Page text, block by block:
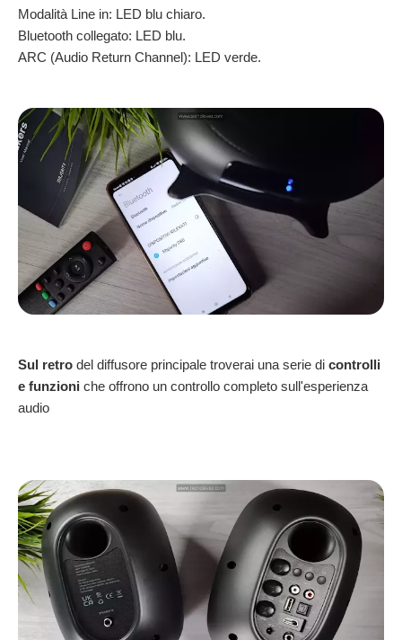
Modalità Line in: LED blu chiaro.
Bluetooth collegato: LED blu.
ARC (Audio Return Channel): LED verde.
Sul retro del diffusore principale troverai una serie di controlli
e funzioni che offrono un controllo completo sull'esperienza
audio